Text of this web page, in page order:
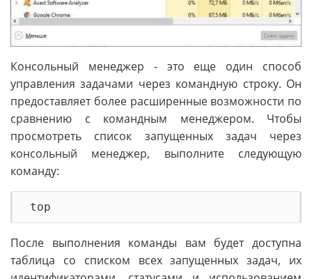
Консольный менеджер - это еще один способ
управления задачами через командную строку. Он
предоставляет более расширенные возможности по
сравнению с командным менеджером. Чтобы
просмотреть список запущенных задач через
консольный менеджер, выполните следующую
команду:
После выполнения команды вам будет доступна
таблица со списком всех запущенных задач, их